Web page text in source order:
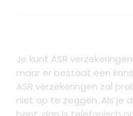
Je kunt ASR
maar er bestaat een
ASR verzekeringen zal
niet op te zeggen. Als je